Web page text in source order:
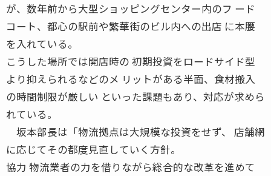
が、数年前から大型ショッピングセンター内のフ ード
コート、都心の駅前や繁華街のビル内への出店 に本腰
を入れている。
こうした場所では開店時の 初期投資をロードサイド型
より抑えられるなどのメ リットがある半面、食材搬入
の時間制限が厳しい といった課題もあり、対応が求めら
れている。
坂本部長は「物流拠点は大規模な投資をせず、 店舗網
に応じてその都度見直していく方針。
協力 物流業者の力を借りながら総合的な改革を進めて